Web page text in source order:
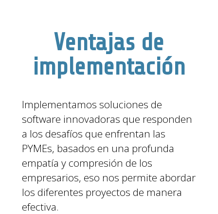
Ventajas de
implementación
Implementamos soluciones de
software innovadoras que responden
a los desafíos que enfrentan las
PYMEs, basados en una profunda
empatía y compresión de los
empresarios, eso nos permite abordar
los diferentes proyectos de manera
efectiva.